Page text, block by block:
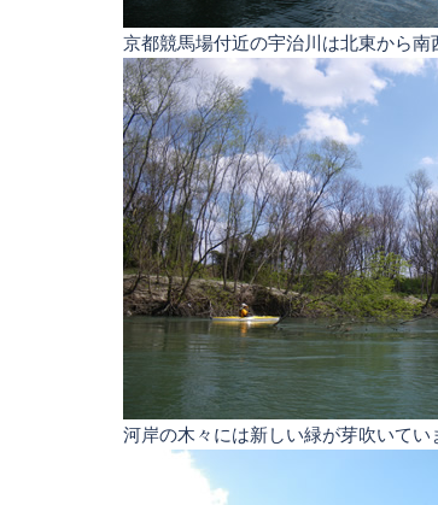
京都競馬場付近の宇治川は北東から南
河岸の木々には新しい緑が芽吹いてい